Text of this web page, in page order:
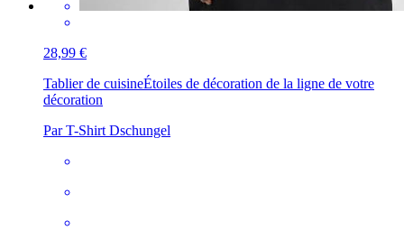
28,99 €
Tablier de cuisineÉtoiles de décoration de la ligne de votre
décoration
Par T-Shirt Dschungel